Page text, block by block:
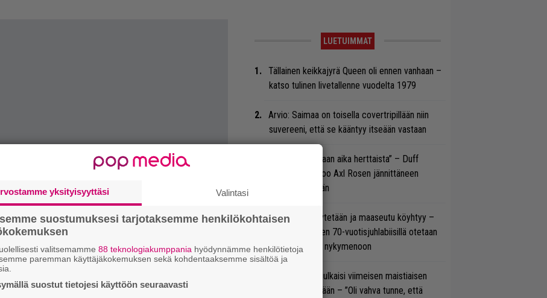
LUETUIMMAT
Tällainen keikkajyrä Queen oli ennen vanhaan –
katso tulinen livetallenne vuodelta 1979
Arvio: Saimaa on toisella covertripillään niin
suvereeni, että se kääntyy itseään vastaan
”Se oli oikeastaan aika herttaista” – Duff
McKagan kertoo Axl Rosen jännittäneen
AC/DC-pestiään
Työläisiä kyykytetään ja maaseutu köyhtyy –
Tumppi Varosen 70-vuotisjuhlabiisillä otetaan
tiukasti kantaa nykymenoon
Marko Annala julkaisi viimeisen maistiaisen
soolodebyytiltään – ”Oli vahva tunne, että
yksityisyyttäsi Valintasi
suostumuksesi tarjotaksemme henkilökohtaisen
valitsemamme 88 teknologiakumppania hyödynnämme henkilötietoja
paremman käyttäjäkokemuksen sekä kohdentaaksemme sisältöä ja
suostut tietojesi käyttöön seuraavasti